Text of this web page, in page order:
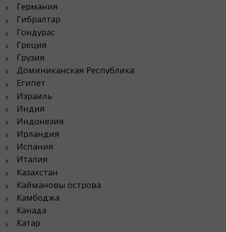
Германия
Гибралтар
Гондурас
Греция
Грузия
Доминиканская Республика
Египет
Израиль
Индия
Индонезия
Ирландия
Испания
Италия
Казахстан
Каймановы острова
Камбоджа
Канада
Катар